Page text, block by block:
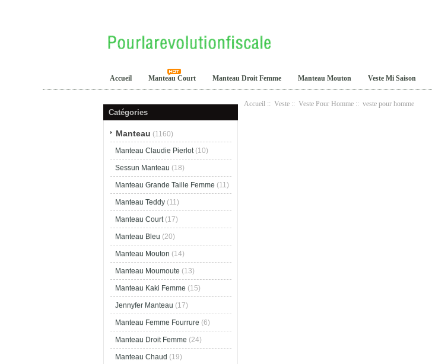
Accueil Manteau Court Manteau Droit Femme Manteau Mouton Veste Mi Saison
Catégories
Manteau (1160)
Manteau Claudie Pierlot(10)
Sessun Manteau (18)
Manteau Grande Taille Femme (11)
Manteau Teddy (11)
Manteau Court(17)
Manteau Bleu (20)
Manteau Mouton (14)
Manteau Moumoute (13)
Manteau Kaki Femme (15)
Jennyfer Manteau (17)
Manteau Femme Fourrure (6)
Manteau Droit Femme (24)
Manteau Chaud (19)
Accueil :: Veste :: Veste Pour Homme :: veste pour homme